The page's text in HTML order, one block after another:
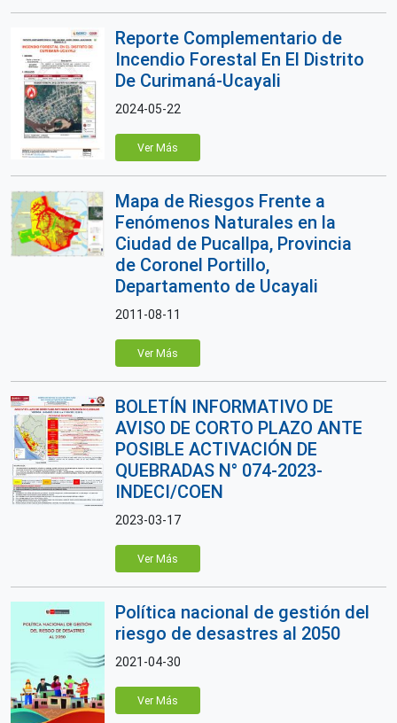
Reporte Complementario de
Incendio Forestal En El Distrito
De Curimaná-Ucayali
2024-05-22
Ver Más
Mapa de Riesgos Frente a
Fenómenos Naturales en la
Ciudad de Pucallpa, Provincia
de Coronel Portillo,
Departamento de Ucayali
2011-08-11
Ver Más
BOLETÍN INFORMATIVO DE
AVISO DE CORTO PLAZO ANTE
POSIBLE ACTIVACIÓN DE
QUEBRADAS N° 074-2023-
INDECI/COEN
2023-03-17
Ver Más
Política nacional de gestión del
riesgo de desastres al 2050
2021-04-30
Ver Más